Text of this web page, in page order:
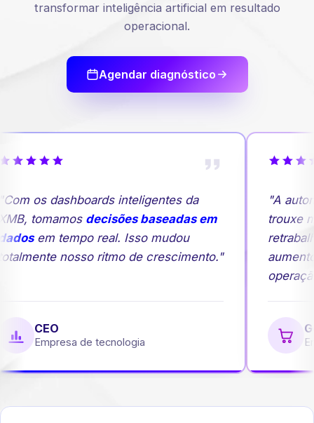
transformar inteligência artificial em resultado
operacional.
Agendar diagnóstico
os dashboards inteligentes da
tomamosdecisões baseadas em
em tempo real. Isso mudou
nosso ritmo de crescimento."
CEO
Empresa de tecnologia
"A
trouxe